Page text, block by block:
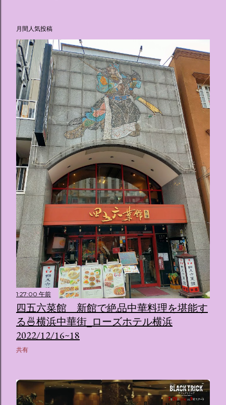
月間人気投稿
1:27:00 午前
四五六菜館 新館で絶品中華料理を堪能す
る🍜横浜中華街_ローズホテル横浜
2022/12/16~18
共有